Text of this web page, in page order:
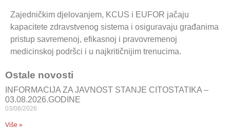
Zajedničkim djelovanjem, KCUS i EUFOR jačaju
kapacitete zdravstvenog sistema i osiguravaju građanima
pristup savremenoj, efikasnoj i pravovremenoj
medicinskoj podršci i u najkritičnijim trenucima.
Ostale novosti
INFORMACIJA ZA JAVNOST STANJE CITOSTATIKA –
03.08.2026.GODINE
03/08/2026
Više »